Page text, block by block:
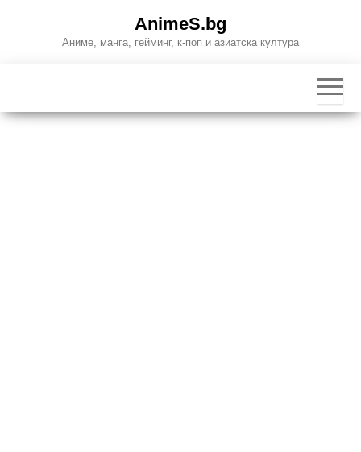
AnimeS.bg
Аниме, манга, гейминг, к-поп и азиатска култура